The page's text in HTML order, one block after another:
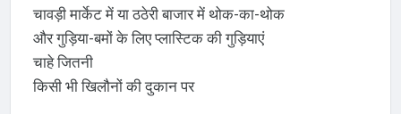
चावड़ी मार्केट में या ठठेरी बाजार में थोक-का-थोक
और गुड़िया-बमों के लिए प्लास्टिक की गुड़ियाएं
चाहे जितनी
किसी भी खिलौनों की दुकान पर